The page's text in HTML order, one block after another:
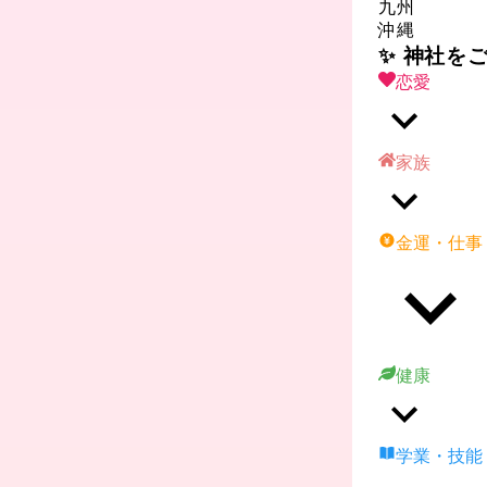
九州
沖縄
✨ 神社を
恋愛
家族
金運・仕事
健康
学業・技能